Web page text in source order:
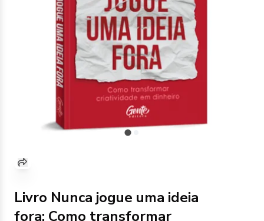
Livro Nunca jogue uma ideia
fora: Como transformar